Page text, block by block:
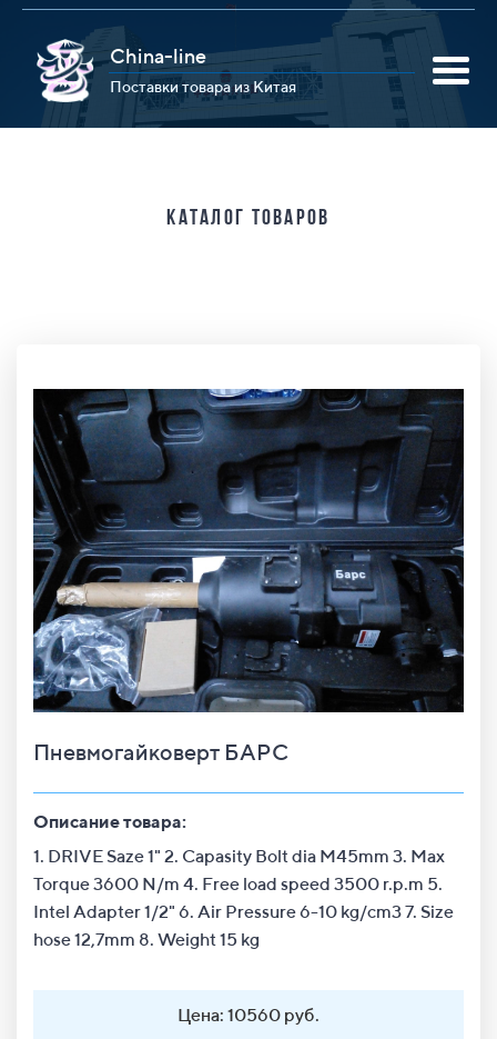
China-line
Поставки товара из Китая
Каталог товаров
Пневмогайковерт БАРС
Описание товара:
1. DRIVE Saze 1" 2. Capasity Bolt dia M45mm 3. Max
Torque 3600 N/m 4. Free load speed 3500 r.p.m 5.
Intel Adapter 1/2" 6. Air Pressure 6-10 kg/cm3 7. Size
hose 12,7mm 8. Weight 15 kg
Цена: 10560 руб.